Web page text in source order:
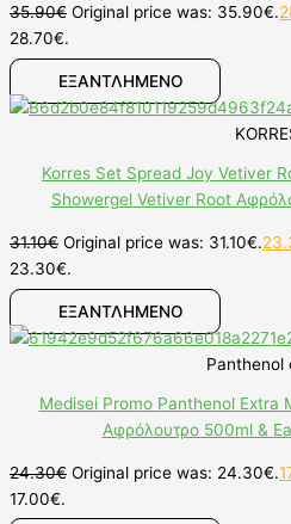
35.90€ Original price was: 35.90€.
28.70€.
ΕΞΑΝΤΛΗΜΕΝΟ
Korres Set Spread Joy Vetiver
Showergel Vetiver Root
31.10€ Original price was: 31.10€.
23.30€.
ΕΞΑΝΤΛΗΜΕΝΟ
Panthenol
Medisei Promo Panthenol Extra
Αφρόλουτρο 500ml &
24.30€ Original price was: 24.30€.
17.00€.